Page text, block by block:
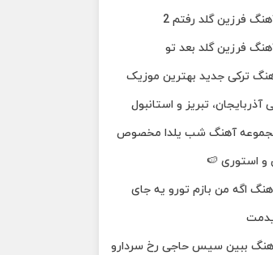
فرزین گلد رفتم 2
فرزین گلد بعد تو
ترکی جدید بهترین موزیک‌
آذربایجان، تبریز و استانبول
مجموعه آهنگ شب یلدا مخصوص
و استوری 🍉
اگه من بازم تورو یه جای
آهنگ ببین سیس حاجی رخ سردارو